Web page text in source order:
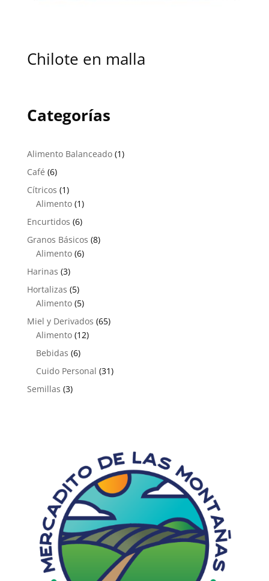
Chilote en malla
Categorías
Alimento Balanceado 11
Café 66
productos
Cítricos 11
producto
Alimento 11
producto
Encurtidos 66
productos
Granos Básicos 88
Alimento 66
Harinas 33
productos
Hortalizas 55
productos
Alimento 55
productos
Miel y Derivados 6565
Alimento 1212
Bebidas 66
productos
Cuido Personal 3131
Semillas 33